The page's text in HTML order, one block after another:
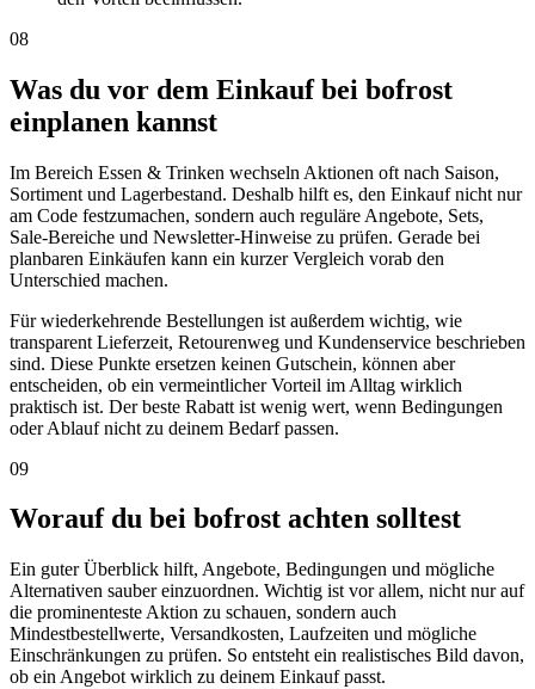
08
Was du vor dem Einkauf bei bofrost
einplanen kannst
Im Bereich Essen & Trinken wechseln Aktionen oft nach Saison,
Sortiment und Lagerbestand. Deshalb hilft es, den Einkauf nicht nur
am Code festzumachen, sondern auch reguläre Angebote, Sets,
Sale-Bereiche und Newsletter-Hinweise zu prüfen. Gerade bei
planbaren Einkäufen kann ein kurzer Vergleich vorab den
Unterschied machen.
Für wiederkehrende Bestellungen ist außerdem wichtig, wie
transparent Lieferzeit, Retourenweg und Kundenservice beschrieben
sind. Diese Punkte ersetzen keinen Gutschein, können aber
entscheiden, ob ein vermeintlicher Vorteil im Alltag wirklich
praktisch ist. Der beste Rabatt ist wenig wert, wenn Bedingungen
oder Ablauf nicht zu deinem Bedarf passen.
09
Worauf du bei bofrost achten solltest
Ein guter Überblick hilft, Angebote, Bedingungen und mögliche
Alternativen sauber einzuordnen. Wichtig ist vor allem, nicht nur auf
die prominenteste Aktion zu schauen, sondern auch
Mindestbestellwerte, Versandkosten, Laufzeiten und mögliche
Einschränkungen zu prüfen. So entsteht ein realistisches Bild davon,
ob ein Angebot wirklich zu deinem Einkauf passt.